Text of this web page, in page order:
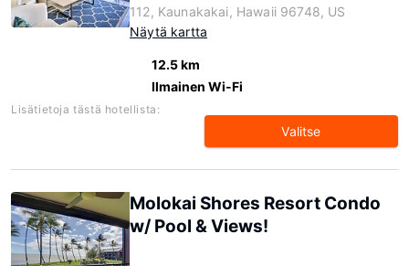
112, Kaunakakai, Hawaii 96748, US
Näytä kartta
12.5 km
Ilmainen Wi-Fi
Lisätietoja tästä hotellista:
Valitse
Molokai Shores Resort Condo
w/ Pool & Views!